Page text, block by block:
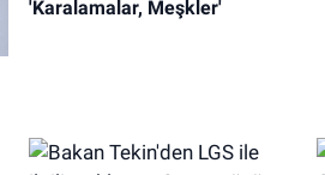
'Karalamalar, Meşkler'